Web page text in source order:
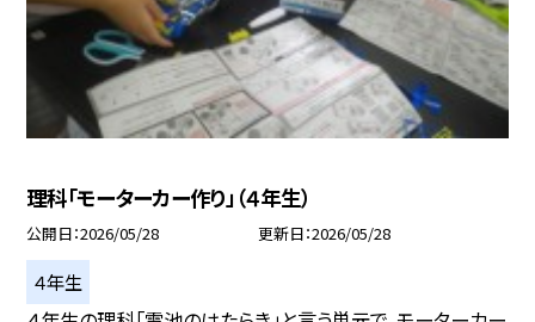
理科「モーターカー作り」（４年生）
公開日 2026/05/28 更新日 2026/05/28
４年生